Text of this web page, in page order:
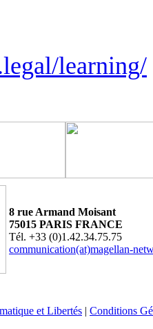
learning/
8 rue Armand Moisant
75015 PARIS FRANCE
Tél. +33 (0)1.42.34.75.75
communication(at)magellan-
et Libertés | Conditions